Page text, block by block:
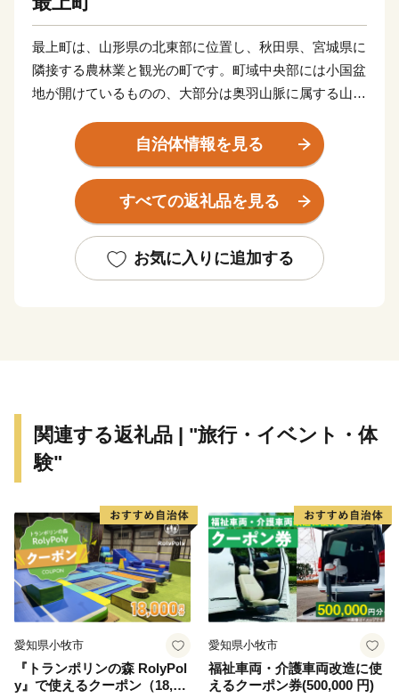
最上町は、山形県の北東部に位置し、秋田県、宮城県に
隣接する農林業と観光の町です。町域中央部には小国盆
地が開けているものの、大部分は奥羽山脈に属する山
南端には1,075ｍの扇山がそびえています。気候的には
寒冷多雨で、夏季には東風が吹き抜け、冬季は多雪。四
方が山々によってさえぎられているため、かつては“小
国”と呼ばれ、一つの独立圏を形成してきました。基幹
せた複合経営が進められています。また豊富な森林資源
を活用した木質バイオマス事業が、雇用の創出や産業の
自治体情報を見る
すべての返礼品を見る
お気に入りに追加する
関連する返礼品 | "旅行・イベント・体
験"
愛知県小牧市
『トランポリンの森 RolyPol
y』で使えるクーポン（18,00
愛知県小牧市
福祉車両・介護車両改造に使
えるクーポン券(500,000 円)